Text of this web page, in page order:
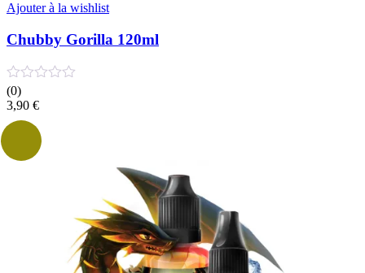
Ajouter à la wishlist
Chubby Gorilla 120ml
(0)
3,90 €